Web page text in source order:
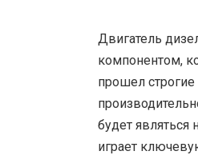
Двигатель
компонентом,
прошел
будет
играет